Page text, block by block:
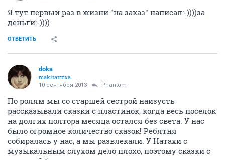
Я тут первый раз в жизни "на заказ" написал:-))))за
деньги:-))))
ОТВЕТИТЬ
doka
makitaнтка
10 сентября 2013 Phantom
По ролям мы со старшей сестрой наизусть
рассказывали сказки с пластинок, когда весь поселок
на долгих полтора месяца остался без света. У нас
было огромное количество сказок! Ребятня
собиралась у нас, а мы развлекали. У Натахи с
музыкальным слухом дело плохо, поэтому сказки с